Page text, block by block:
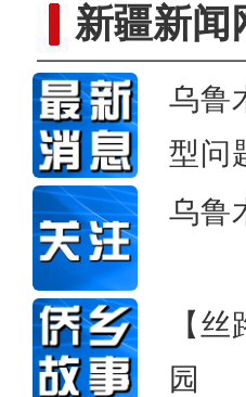
新疆新闻
乌鲁
型问
乌鲁
【
园